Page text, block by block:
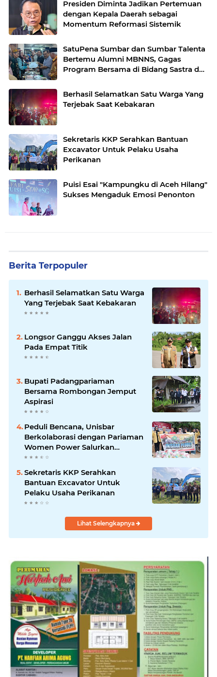
Presiden Diminta Jadikan Pertemuan
dengan Kepala Daerah sebagai
Momentum Reformasi Sistemik
SatuPena Sumbar dan Sumbar Talenta
Bertemu Alumni MBNNS, Gagas
Program Bersama di Bidang Sastra dan
Berhasil Selamatkan Satu Warga Yang
Terjebak Saat Kebakaran
Sekretaris KKP Serahkan Bantuan
Excavator Untuk Pelaku Usaha
Perikanan
Puisi Esai "Kampungku di Aceh Hilang"
Sukses Mengaduk Emosi Penonton
Berita Terpopuler
Berhasil Selamatkan Satu Warga
Yang Terjebak Saat Kebakaran
Longsor Ganggu Akses Jalan
Pada Empat Titik
Bupati Padangpariaman
Bersama Rombongan Jemput
Aspirasi
Peduli Bencana, Unisbar
Berkolaborasi dengan Pariaman
Women Power Salurkan
Bantuan untuk Korban Banjir di
Padang
Sekretaris KKP Serahkan
Bantuan Excavator Untuk
Pelaku Usaha Perikanan
Lihat Selengkapnya